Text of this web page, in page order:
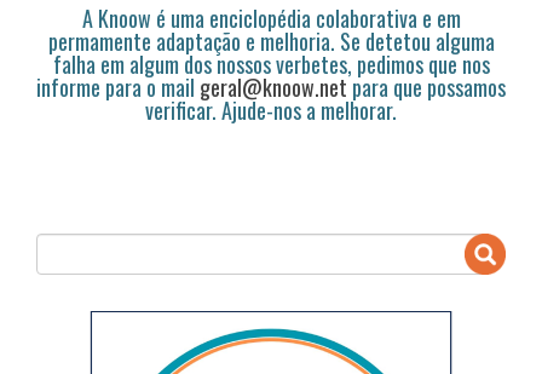
A Knoow é uma enciclopédia colaborativa e em
permamente adaptação e melhoria. Se detetou alguma
falha em algum dos nossos verbetes, pedimos que nos
informe para o mail geral@knoow.netpara que possamos
verificar. Ajude-nos a melhorar.